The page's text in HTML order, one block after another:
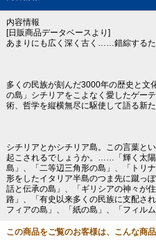
内容情報
[日販商品データベースより]
あまりにも広く深く古く……錯綜する
多くの民族が刻んだ3000年の歴史と文
の島」シチリアをこよなく愛したゲー
術、哲学を縦横無尽に駆使して語る新
シチリアとかシチリア島。この言葉と
起こされるでしょうか。……「輝く太
島」、「二等辺三角形の島」、「トリ
形をしたイタリア半島のつま先に蹴っ
話と伝承の島」、「ギリシアの神々が
路」、「有史以来多くの民族に支配さ
フィアの島」、「紙の島」、「フィル
この商品をご覧のお客様は、こんな商